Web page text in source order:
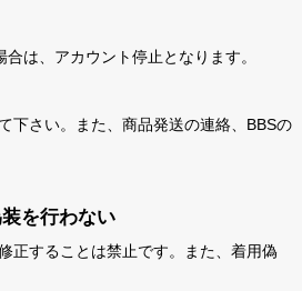
は、アカウント停止となります。
下さい。また、商品発送の連絡、BBSの
を行わない
正することは禁止です。また、着用偽